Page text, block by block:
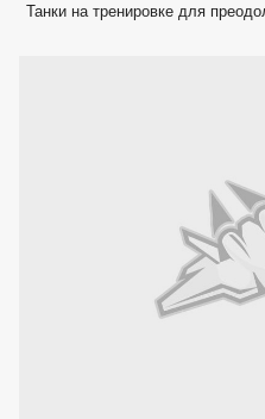
Танки на тренировке для